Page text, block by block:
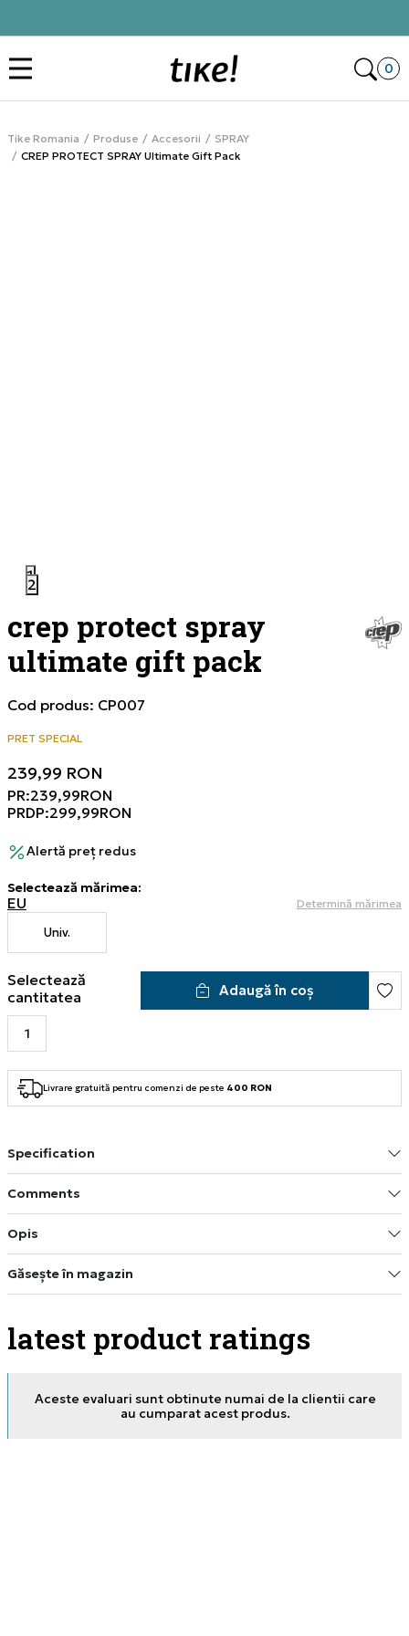
0
Tike Romania Produse Accesorii
SPRAY
CREP PROTECT SPRAY Ultimate Gift Pack
1
2
crep protect spray
ultimate gift pack
Cod produs: CP007
PRET SPECIAL
239,99 RON
PR:239,99RON
PRDP:299,99RON
Alertă preț redus
Selectează mărimea:
EU Determină mărimea
Univ.
Selectează
cantitatea
Adaugă în coș
Livrare gratuită pentru comenzi de peste 400 RON
Specification
Comments
Opis
Găsește în magazin
latest product ratings
Aceste evaluari sunt obtinute numai de la clientii care
au cumparat acest produs.